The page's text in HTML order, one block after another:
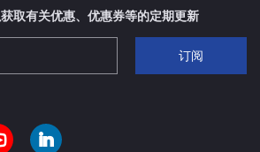
取有关优惠、优惠券等的定期更新
订阅